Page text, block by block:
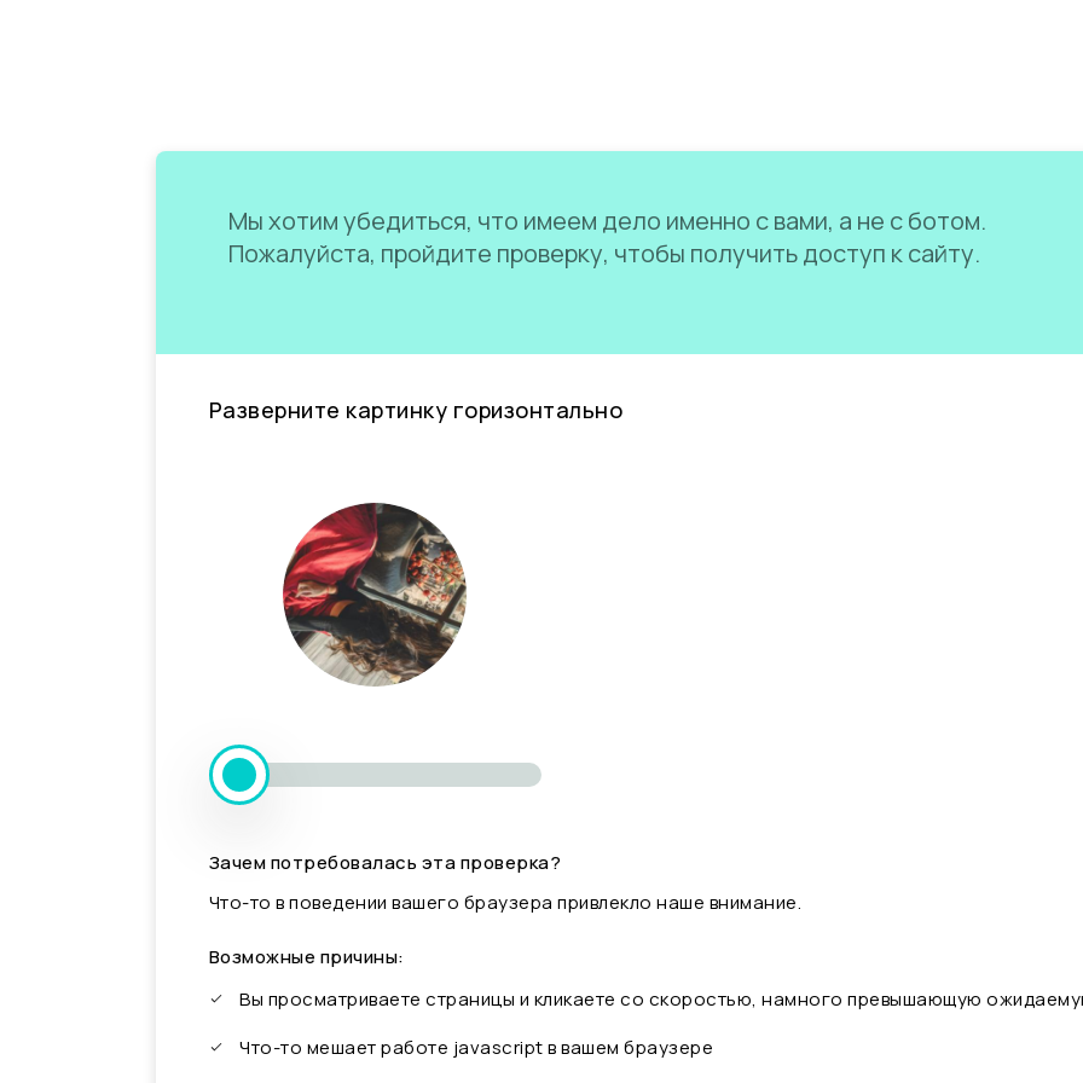
Мы хотим убедиться, что имеем дело именно с вами, а не с ботом.
Пожалуйста, пройдите проверку, чтобы получить доступ к сайту.
Разверните картинку горизонтально
Зачем потребовалась эта проверка?
Что-то в поведении вашего браузера привлекло наше внимание.
Возможные причины:
Вы просматриваете страницы и кликаете со скоростью, намного превышающую
Что-то мешает работе javascript в вашем браузере